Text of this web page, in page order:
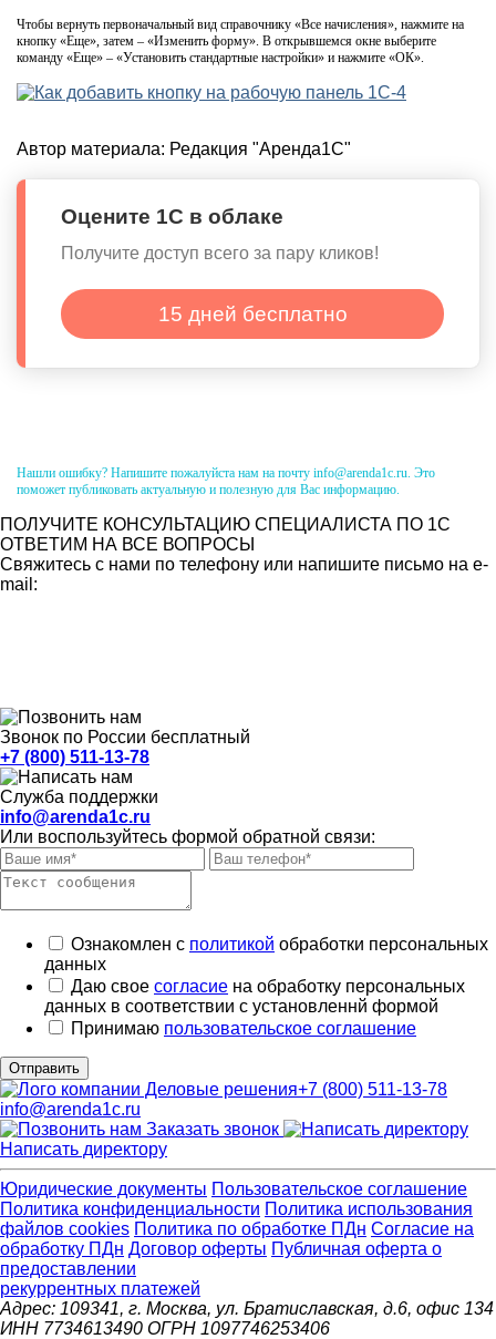
Чтобы вернуть первоначальный вид справочнику «Все начисления», нажмите на
кнопку «Еще», затем – «Изменить форму». В открывшемся окне выберите
команду «Еще» – «Установить стандартные настройки» и нажмите «ОК».
Автор материала: Редакция "Аренда1С"
Оцените 1С в облаке
Получите доступ всего за пару кликов!
15 дней бесплатно
Нашли ошибку? Напишите пожалуйста нам на почту info@arenda1c.ru. Это
поможет публиковать актуальную и полезную для Вас информацию.
ПОЛУЧИТЕ КОНСУЛЬТАЦИЮ СПЕЦИАЛИСТА ПО 1С
ОТВЕТИМ НА ВСЕ ВОПРОСЫ
Свяжитесь с нами по телефону или напишите письмо на e-
mail:
Звонок по России бесплатный
+7 (800) 511-13-78
Служба поддержки
info@arenda1c.ru
Или воспользуйтесь формой обратной связи:
Ознакомлен с политикой обработки персональных
данных
Даю свое согласие на обработку персональных
данных в соответствии с установленнй формой
Принимаю пользовательское соглашение
Отправить
+7 (800) 511-13-78
info@arenda1c.ru
Заказать звонок
Написать директору
Юридические документы Пользовательское соглашение
Политика конфиденциальности Политика использования
файлов cookies Политика по обработке ПДн Cогласие на
обработку ПДн Договор оферты Публичная оферта о
предоставлении
рекуррентных платежей
Адрес: 109341, г. Москва, ул. Братиславская, д.6, офис 134
ИНН 7734613490 ОГРН 1097746253406